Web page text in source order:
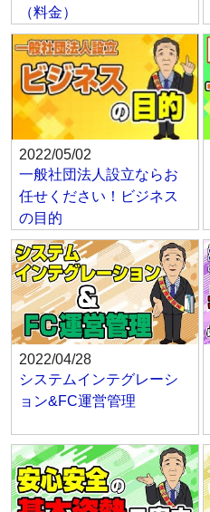
（料金）
2022/05/02
一般社団法人設立ならお
任せください！ビジネス
の目的
2022/04/28
システムインテグレーシ
ョン&FC運営管理